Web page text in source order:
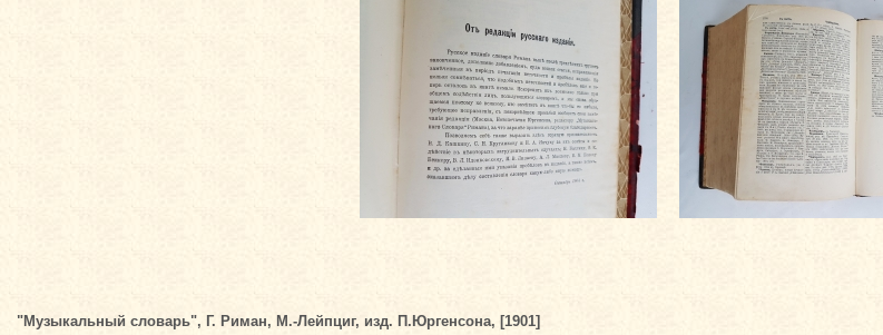
"Музыкальный словарь", Г. Риман, М.-Лейпциг, изд. П.Юргенсона, [1901]